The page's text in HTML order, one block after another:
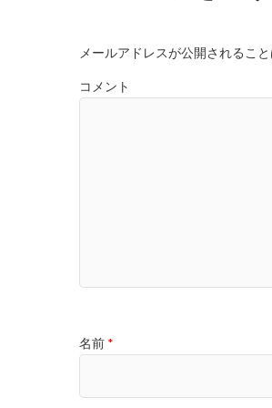
メールアドレスが公開されること
コメント
名前 *